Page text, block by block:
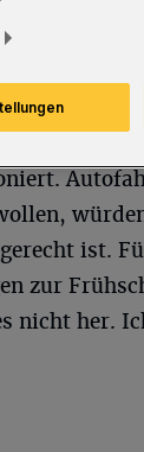
ist.
zur
nicht her.